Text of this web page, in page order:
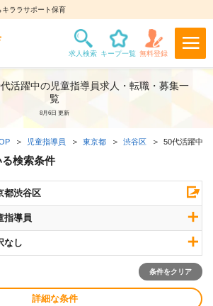
ララサポート保育
活躍中の児童指導員求人・転職・募集一
覧
8月6日 更新
児童指導員 東京都 渋谷区 50代活躍中求
検索条件
都渋谷区
指導員
なし
条件をクリア
詳細な条件